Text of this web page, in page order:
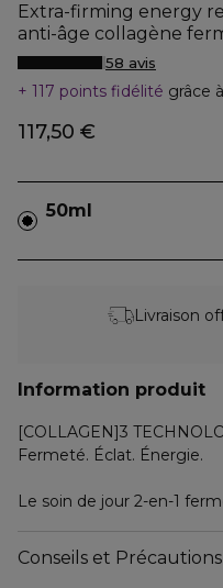
Extra-firming energy
anti-âge collagène
58 avis
117 points fidélité grâce
117,50 €
50ml
Livraison
Information produit
[COLLAGEN]3
Fermeté. Éclat. Énergie.
Le soin de jour 2-en-1
7 jours.* Effet bonne
Maintenant rechargeable.
Conseils et